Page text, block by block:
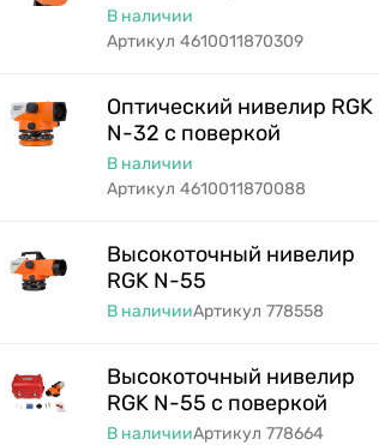
В наличии
Артикул 4610011870309
Оптический нивелир RGK
N-32 с поверкой
В наличии
Артикул 4610011870088
Высокоточный нивелир
RGK N-55
В наличииАртикул 778558
Высокоточный нивелир
RGK N-55 с поверкой
В наличииАртикул 778664